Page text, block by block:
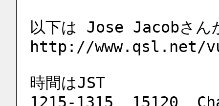
以下は Jose Jacobさん
http://www.qsl.net/
時間はJST
1215-1315  15120